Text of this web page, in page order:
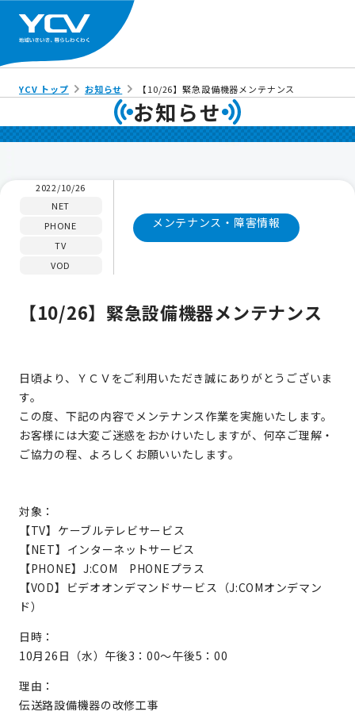
YCV トップ お知らせ 【10/26】緊急設備機器メンテナンス
お知らせ
2022/10/26
NET
PHONE
TV
VOD
メンテナンス・障害情報
【10/26】緊急設備機器メンテナンス
日頃より、ＹＣＶをご利用いただき誠にありがとうございま
す。
この度、下記の内容でメンテナンス作業を実施いたします。
お客様には大変ご迷惑をおかけいたしますが、何卒ご理解・
ご協力の程、よろしくお願いいたします。
対象：
【TV】ケーブルテレビサービス
【NET】インターネットサービス
【PHONE】J:COM PHONEプラス
【VOD】ビデオオンデマンドサービス（J:COMオンデマン
ド）
日時：
10月26日（水）午後3：00～午後5：00
理由：
伝送路設備機器の改修工事